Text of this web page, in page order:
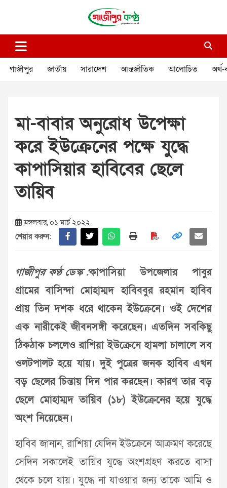
গাজীপুর কণ্ঠ
গাজীপুর জাতীয় সারাদেশ আন্তর্জাতিক আলোচিত অর্থ-
মা-বাবার অনুরোধ উপেক্ষা
করে ইউক্রেনের পক্ষে যুদ্ধে
কাপাসিয়ার হাবিবের ছেলে
তায়িব
মঙ্গলবার, ০১ মার্চ ২০২২
শেয়ার করুন:
গাজীপুর কণ্ঠ ডেস্ক :কাপাসিয়া উপজেলার পাবুর
গ্রামের বাসিন্দা মোহাম্মদ হাবিববুর রহমান হাবিব
প্রায় তিন দশক ধরে থাকেন ইউক্রেনে। ওই দেশের
এক নারীকেই জীবনসঙ্গী করেছেন। এতদিন সবকিছু
ঠিকঠাক চললেও রাশিয়া ইউক্রেনে হামলা চালালে সব
ওলটপালট হয়ে যায়। দুই পুত্রের জনক হাবিব এখন
বড় ছেলের চিন্তায় দিন পার করছেন। কারণ তার বড়
ছেলে মোহাম্মদ তায়িব (১৮) ইউক্রেনের হয়ে যুদ্ধে
অংশ নিয়েছেন।
হাবিব জানান, রাশিয়া যেদিন ইউক্রেনে আক্রমণ করেছে
সেদিন সকালেই তায়িব যুদ্ধে অংশগ্রহণ করতে বাসা
থেকে চলে যায়। যুদ্ধে না যাওয়ার জন্য তাকে আমি ও